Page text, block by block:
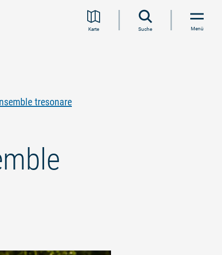
Karte Suche Menü
tresonare